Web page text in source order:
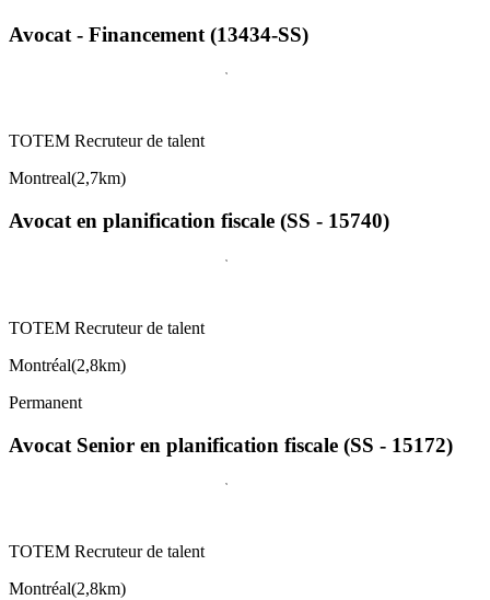
Avocat - Financement (13434-SS)
TOTEM Recruteur de talent
Montreal(2,7km)
Avocat en planification fiscale (SS - 15740)
TOTEM Recruteur de talent
Montréal(2,8km)
Permanent
Avocat Senior en planification fiscale (SS - 15172)
TOTEM Recruteur de talent
Montréal(2,8km)